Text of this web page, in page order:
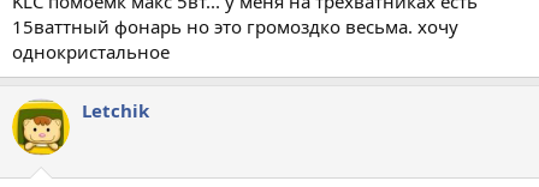
15ваттный фонарь но это громоздко весьма. хочу
однокристальное
Letchik